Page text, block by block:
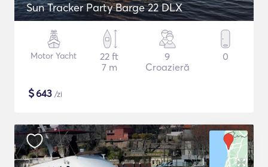
Sun Tracker Party Barge 22 DLX
Motor Yacht
22 ft
7 m
9
Croazieră
0
$643 /zi